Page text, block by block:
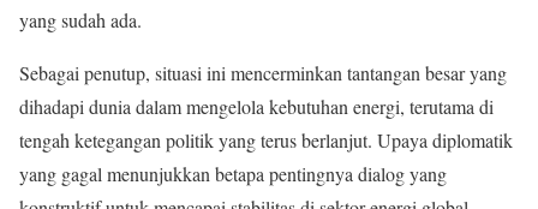
yang sudah ada.
Sebagai penutup, situasi ini mencerminkan tantangan besar yang
dihadapi dunia dalam mengelola kebutuhan energi, terutama di
tengah ketegangan politik yang terus berlanjut. Upaya diplomatik
yang gagal menunjukkan betapa pentingnya dialog yang